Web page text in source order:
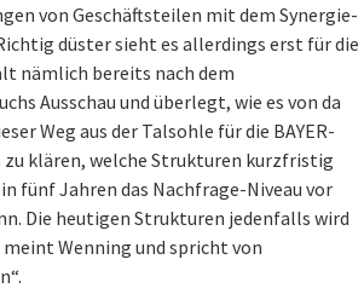
von Geschäftsteilen mit dem Synergie-
düster sieht es allerdings erst für die
nämlich bereits nach dem
Ausschau und überlegt, wie es von da
Weg aus der Talsohle für die BAYER-
klären, welche Strukturen kurzfristig
fünf Jahren das Nachfrage-Niveau vor
Die heutigen Strukturen jedenfalls wird
Wenning und spricht von